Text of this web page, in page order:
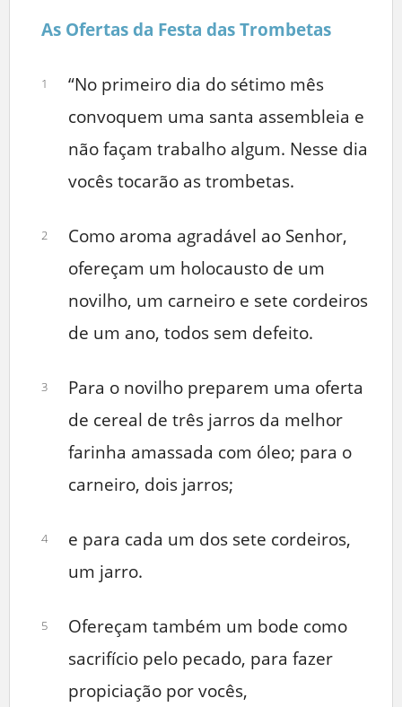
As Ofertas da Festa das Trombetas
1
“No primeiro dia do sétimo mês
convoquem uma santa assembleia e
não façam trabalho algum. Nesse dia
vocês tocarão as trombetas.
2
Como aroma agradável ao Senhor,
ofereçam um holocausto de um
novilho, um carneiro e sete cordeiros
de um ano, todos sem defeito.
3
Para o novilho preparem uma oferta
de cereal de três jarros da melhor
farinha amassada com óleo; para o
carneiro, dois jarros;
4
e para cada um dos sete cordeiros,
um jarro.
5
Ofereçam também um bode como
sacrifício pelo pecado, para fazer
propiciação por vocês,